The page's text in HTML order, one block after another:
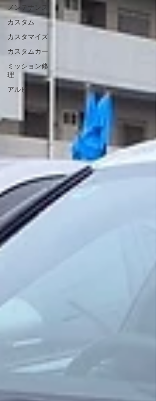
メンテナンス
カスタム
カスタマイズ
カスタムカー
ミッション修
理
アルピーヌ
換や点検など、お車のコンディションが気になる方
は、お気軽にご相談ください😊 この度はご依頼いた
き、誠にありがとうございました。 今後ともリトル
レージをよろしくお願いいたします🚗✨